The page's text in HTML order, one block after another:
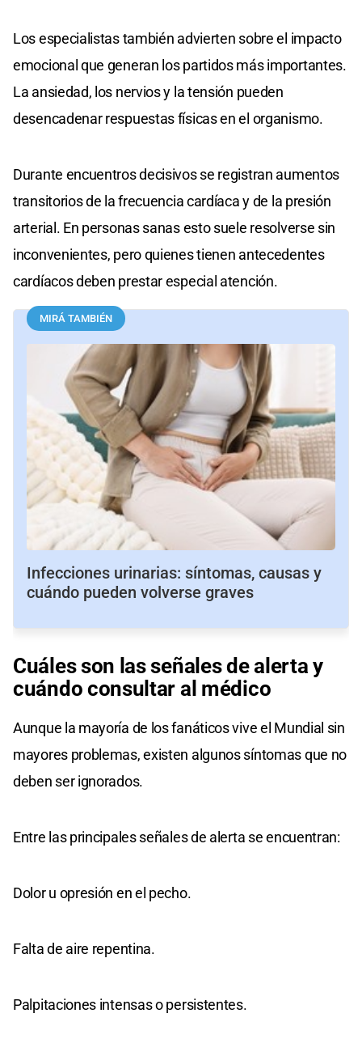
Los especialistas también advierten sobre el impacto
emocional que generan los partidos más importantes.
La ansiedad, los nervios y la tensión pueden
desencadenar respuestas físicas en el organismo.
Durante encuentros decisivos se registran aumentos
transitorios de la frecuencia cardíaca y de la presión
arterial. En personas sanas esto suele resolverse sin
inconvenientes, pero quienes tienen antecedentes
cardíacos deben prestar especial atención.
MIRÁ TAMBIÉN
Infecciones urinarias: síntomas, causas y
cuándo pueden volverse graves
Cuáles son las señales de alerta y
cuándo consultar al médico
Aunque la mayoría de los fanáticos vive el Mundial sin
mayores problemas, existen algunos síntomas que no
deben ser ignorados.
Entre las principales señales de alerta se encuentran:
Dolor u opresión en el pecho.
Falta de aire repentina.
Palpitaciones intensas o persistentes.